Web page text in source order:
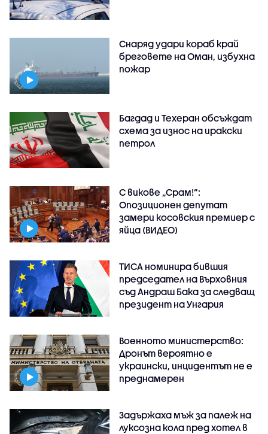
Снаряд удари кораб край
бреговете на Оман, избухна
пожар
Багдад и Техеран обсъждат
схема за износ на иракски
петрол
С викове „Срам!“:
Опозиционен депутат
замери косовския премиер с
яйца (ВИДЕО)
ТИСА номинира бившия
председател на Върховния
съд Андраш Бака за следващ
президент на Унгария
Военното министерство:
Дронът вероятно е
украински, инцидентът не е
преднамерен
Задържаха мъж за палеж на
луксозна кола пред хотел в